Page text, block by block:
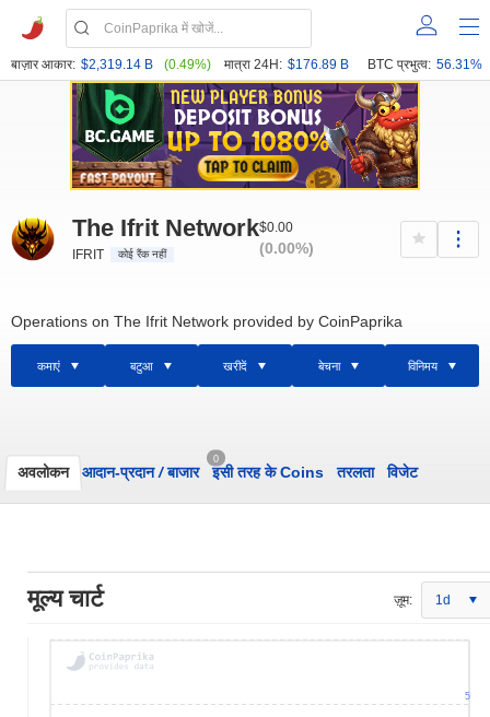
बाज़ार आकार: $2,319.14 B (0.49%) मात्रा 24H: $176.89 B BTC प्रभुत्व: 56.31%
The Ifrit Network
IFRIT कोई रैंक नहीं
$0.00
(0.00%)
Operations on The Ifrit Network provided by CoinPaprika
कमाएं बटुआ खरीदें बेचना विनिमय
अवलोकन आदान-प्रदान/बाजार
0
इसी तरह के Coins तरलता विजेट
मूल्य चार्ट ज़ूम: 1d
5